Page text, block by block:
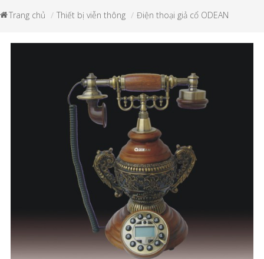
Trang chủ Thiết bị viễn thông Điện thoại giả cổ ODEAN